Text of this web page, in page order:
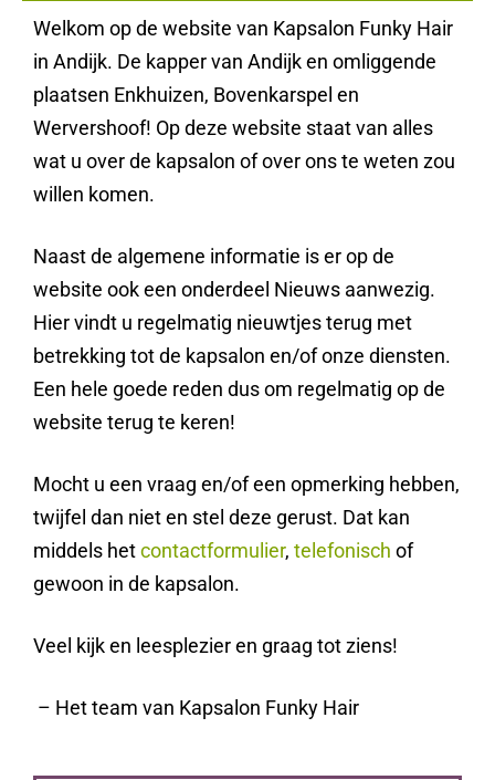
Welkom op de website van Kapsalon Funky Hair
in Andijk. De kapper van Andijk en omliggende
plaatsen Enkhuizen, Bovenkarspel en
Wervershoof! Op deze website staat van alles
wat u over de kapsalon of over ons te weten zou
willen komen.
Naast de algemene informatie is er op de
website ook een onderdeel Nieuws aanwezig.
Hier vindt u regelmatig nieuwtjes terug met
betrekking tot de kapsalon en/of onze diensten.
Een hele goede reden dus om regelmatig op de
website terug te keren!
Mocht u een vraag en/of een opmerking hebben,
twijfel dan niet en stel deze gerust. Dat kan
middels hetcontactformulier, telefonisch of
gewoon in de kapsalon.
Veel kijk en leesplezier en graag tot ziens!
– Het team van Kapsalon Funky Hair